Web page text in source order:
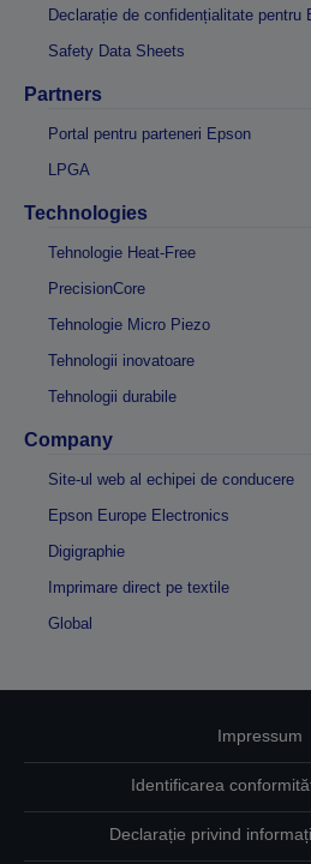
Declarație de confidențialitate pentru
Safety Data Sheets
Partners
Portal pentru parteneri Epson
LPGA
Technologies
Tehnologie Heat-Free
PrecisionCore
Tehnologie Micro Piezo
Tehnologii inovatoare
Tehnologii durabile
Company
Site-ul web al echipei de conducere
Epson Europe Electronics
Digigraphie
Imprimare direct pe textile
Global
Impressum
Identificarea
Declarație privind